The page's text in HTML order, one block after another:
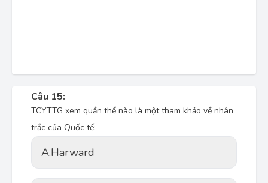
Câu 15:
TCYTTG xem quần thể nào là một tham khảo về nhân
trắc của Quốc tế:
A.Harward